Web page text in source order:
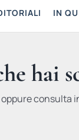
IN
hai
oppure consulta